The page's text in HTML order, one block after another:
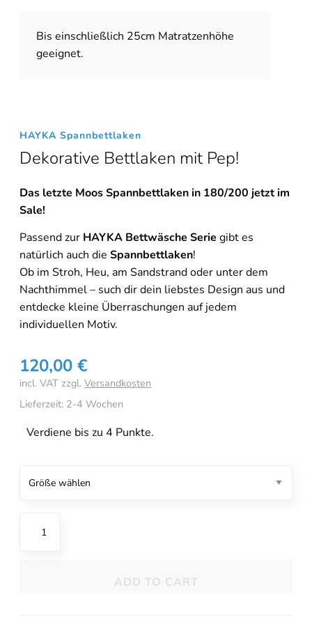
Bis einschließlich 25cm Matratzenhöhe
geeignet.
HAYKA Spannbettlaken
Dekorative Bettlaken mit Pep!
Das letzte Moos Spannbettlaken in 180/200 jetzt im
Sale!
Passend zur HAYKA Bettwäsche Serie gibt es
natürlich auch die Spannbettlaken!
Ob im Stroh, Heu, am Sandstrand oder unter dem
Nachthimmel – such dir dein liebstes Design aus und
entdecke kleine Überraschungen auf jedem
individuellen Motiv.
120,00 €
incl. VAT zzgl. Versandkosten
Lieferzeit: 2-4 Wochen
Verdiene bis zu 4 Punkte.
ADD TO CART